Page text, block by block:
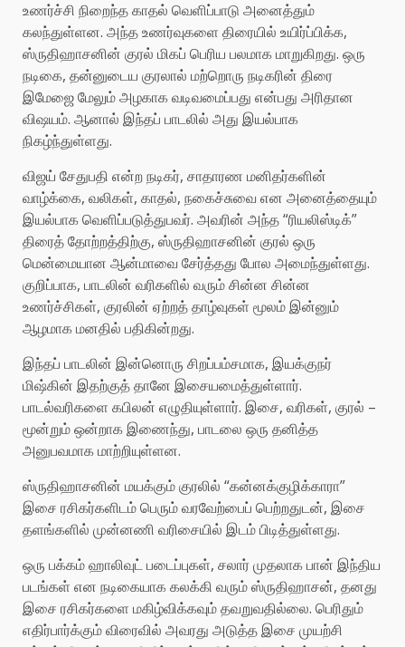
உணர்ச்சி நிறைந்த காதல் வெளிப்பாடு அனைத்தும்
கலந்துள்ளன. அந்த உணர்வுகளை திரையில் உயிர்ப்பிக்க,
ஸ்ருதிஹாசனின் குரல் மிகப் பெரிய பலமாக மாறுகிறது. ஒரு
நடிகை, தன்னுடைய குரலால் மற்றொரு நடிகரின் திரை
இமேஜை மேலும் அழகாக வடிவமைப்பது என்பது அரிதான
விஷயம். ஆனால் இந்தப் பாடலில் அது இயல்பாக
நிகழ்ந்துள்ளது.
விஜய் சேதுபதி என்ற நடிகர், சாதாரண மனிதர்களின்
வாழ்க்கை, வலிகள், காதல், நகைச்சுவை என அனைத்தையும்
இயல்பாக வெளிப்படுத்துபவர். அவரின் அந்த “ரியலிஸ்டிக்”
திரைத் தோற்றத்திற்கு, ஸ்ருதிஹாசனின் குரல் ஒரு
மென்மையான ஆன்மாவை சேர்த்தது போல அமைந்துள்ளது.
குறிப்பாக, பாடலின் வரிகளில் வரும் சின்ன சின்ன
உணர்ச்சிகள், குரலின் ஏற்றத் தாழ்வுகள் மூலம் இன்னும்
ஆழமாக மனதில் பதிகின்றது.
இந்தப் பாடலின் இன்னொரு சிறப்பம்சமாக, இயக்குநர்
மிஷ்கின் இதற்குத் தானே இசையமைத்துள்ளார்.
பாடல்வரிகளை கபிலன் எழுதியுள்ளார். இசை, வரிகள், குரல் –
மூன்றும் ஒன்றாக இணைந்து, பாடலை ஒரு தனித்த
அனுபவமாக மாற்றியுள்ளன.
ஸ்ருதிஹாசனின் மயக்கும் குரலில் “கன்னக்குழிக்காரா”
இசை ரசிகர்களிடம் பெரும் வரவேற்பைப் பெற்றதுடன், இசை
தளங்களில் முன்னணி வரிசையில் இடம் பிடித்துள்ளது.
ஒரு பக்கம் ஹாலிவுட் படைப்புகள், சலார் முதலாக பான் இந்திய
படங்கள் என நடிகையாக கலக்கி வரும் ஸ்ருதிஹாசன், தனது
இசை ரசிகர்களை மகிழ்விக்கவும் தவறுவதில்லை. பெரிதும்
எதிர்பார்க்கும் விரைவில் அவரது அடுத்த இசை முயற்சி